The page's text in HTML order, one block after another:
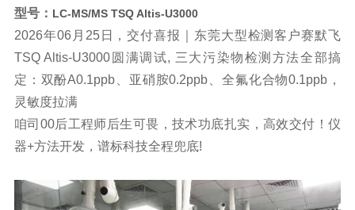
型号： LC-MS/MS TSQ Altis-U3000
2026年06月25日，交付喜报｜东莞大型检测客户赛默飞
TSQ Altis-U3000圆满调试, 三大污染物检测方法全部搞
定：双酚A0.1ppb、亚硝胺0.2ppb、全氟化合物0.1ppb，
灵敏度拉满
咱司00后工程师后生可畏，技术功底扎实，高效交付！仪
器+方法开发，谱标科技全程兜底!